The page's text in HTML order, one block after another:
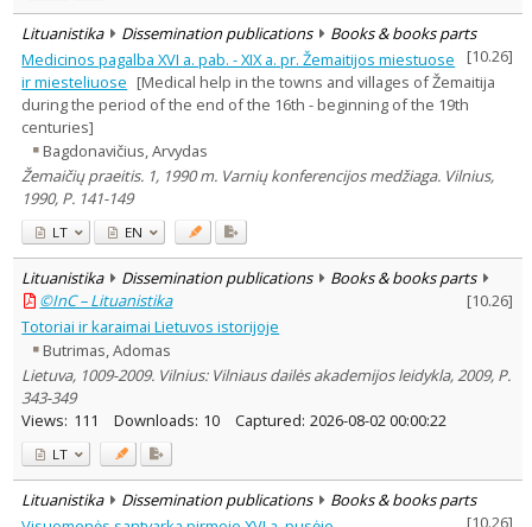
Literary Studies 71
Arts 70
Musicology 5
Political sciences 121
Psychology
Sociology
Theatrology
Law 39
Theology 68
Management 5
Text language
Country of publication
Historical periods
Lithuanian place names
Subject
Journal
Lituanistika Dissemination publications
Books & books parts
[10.26]
Medicinos pagalba XVI a. pab. - XIX a. pr. Žemaitijos miestuose
ir miesteliuose [Medical help in the towns and villages of Žemaitija
during the period of the end of the 16th - beginning of the 19th
centuries]
Bagdonavičius, Arvydas
Žemaičių praeitis. 1, 1990 m. Varnių konferencijos medžiaga. Vilnius,
1990, P. 141-149
LT EN
Lituanistika Dissemination publications
Books & books parts
©InC – Lituanistika
[10.26]
Totoriai ir karaimai Lietuvos istorijoje
Butrimas, Adomas
Lietuva, 1009-2009. Vilnius: Vilniaus dailės akademijos leidykla, 2009, P.
343-349
Views: 111 Downloads: 10 Captured: 2026-08-02 00:00:22
LT
Lituanistika Dissemination publications
Books & books parts
[10.26]